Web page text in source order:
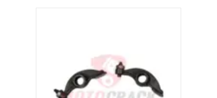
AÑADIR AL CARRITO